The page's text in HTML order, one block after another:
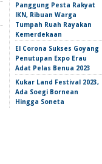
Panggung Pesta Rakyat
IKN, Ribuan Warga
Tumpah Ruah Rayakan
Kemerdekaan
El Corona Sukses Goyang
Penutupan Expo Erau
Adat Pelas Benua 2023
Kukar Land Festival 2023,
Ada Soegi Bornean
Hingga Soneta